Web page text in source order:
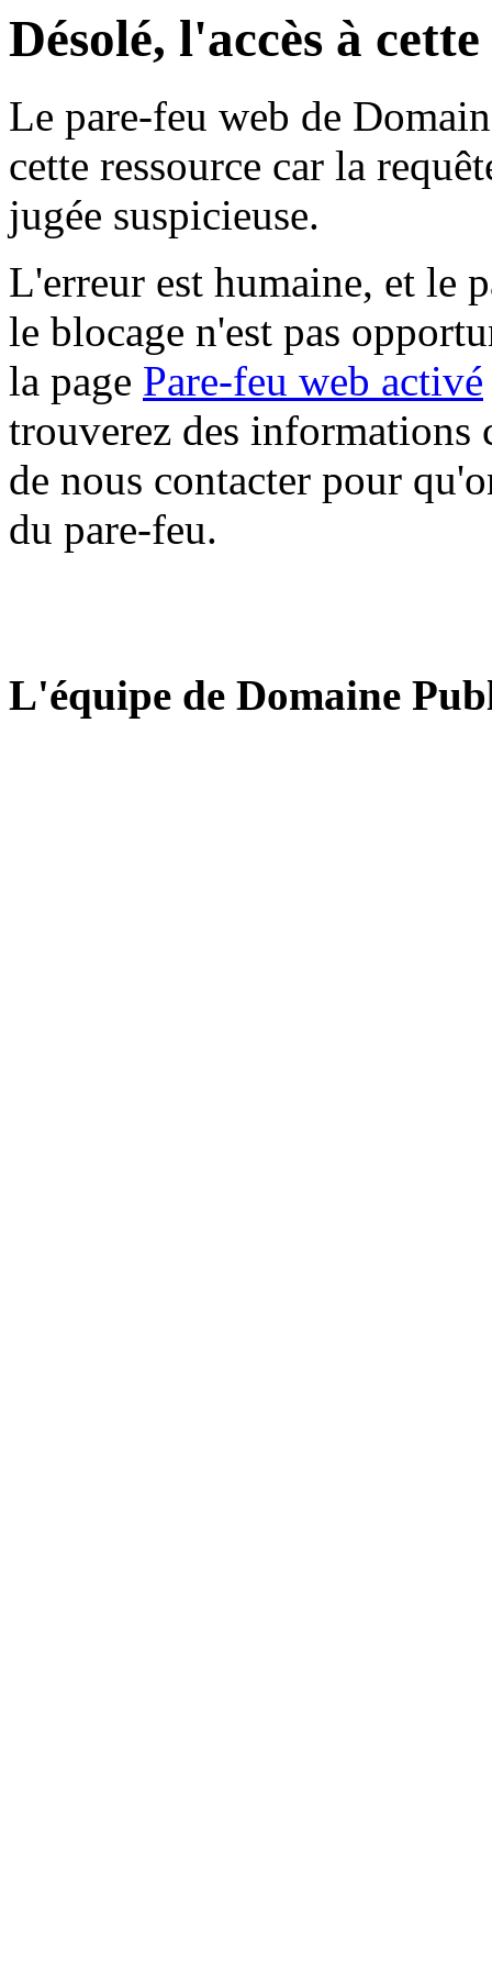
Désolé, l'accès à
Le pare-feu web de
cette ressource car la
jugée suspicieuse.
L'erreur est humaine, et le
le blocage n'est pas
la page Pare-feu web activé
trouverez des informations
de nous contacter pour
du pare-feu.
L'équipe de Domaine